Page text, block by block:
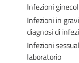
Infezioni
Infezioni in
diagnosi di
Infezioni
laboratorio